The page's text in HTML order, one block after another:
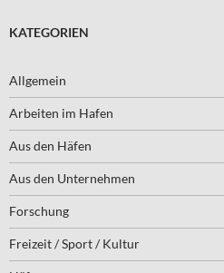
KATEGORIEN
Allgemein
Arbeiten im Hafen
Aus den Häfen
Aus den Unternehmen
Forschung
Freizeit / Sport / Kultur